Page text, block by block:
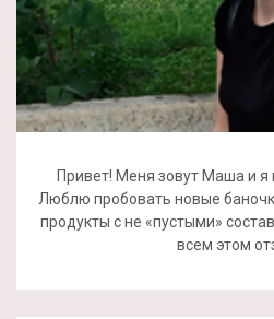
Привет! Меня зовут Маша и я
Люблю пробовать новые
продукты с не «пустыми»
всем этом